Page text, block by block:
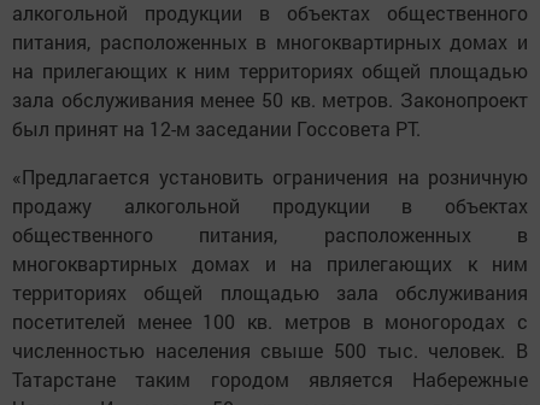
алкогольной продукции в объектах общественного
питания, расположенных в многоквартирных домах и
на прилегающих к ним территориях общей площадью
зала обслуживания менее 50 кв. метров. Законопроект
был принят на 12-м заседании Госсовета РТ.
«Предлагается установить ограничения на розничную
продажу алкогольной продукции в объектах
общественного питания, расположенных в
многоквартирных домах и на прилегающих к ним
территориях общей площадью зала обслуживания
посетителей менее 100 кв. метров в моногородах с
численностью населения свыше 500 тыс. человек. В
Татарстане таким городом является Набережные